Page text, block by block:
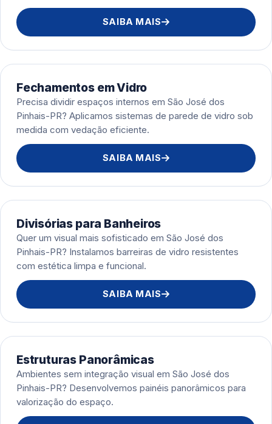
SAIBA MAIS
Fechamentos em Vidro
Precisa dividir espaços internos em São José dos
Pinhais-PR? Aplicamos sistemas de parede de vidro sob
medida com vedação eficiente.
SAIBA MAIS
Divisórias para Banheiros
Quer um visual mais sofisticado em São José dos
Pinhais-PR? Instalamos barreiras de vidro resistentes
com estética limpa e funcional.
SAIBA MAIS
Estruturas Panorâmicas
Ambientes sem integração visual em São José dos
Pinhais-PR? Desenvolvemos painéis panorâmicos para
valorização do espaço.